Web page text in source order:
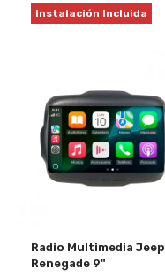
Instalación Incluida
Radio Multimedia Jeep
Renegade 9"